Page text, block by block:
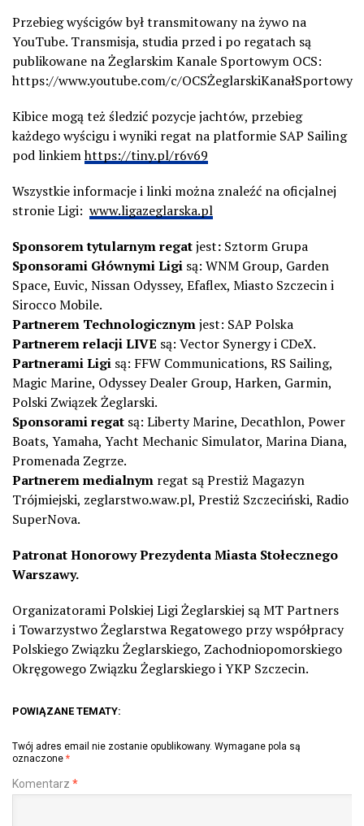
Przebieg wyścigów był transmitowany na żywo na
YouTube. Transmisja, studia przed i po regatach są
publikowane na Żeglarskim Kanale Sportowym OCS:
https://www.youtube.com/c/OCSŻeglarskiKanałSportowy
Kibice mogą też śledzić pozycje jachtów, przebieg
każdego wyścigu i wyniki regat na platformie SAP Sailing
pod linkiemhttps://tiny.pl/r6v69
Wszystkie informacje i linki można znaleźć na oficjalnej
stronie Ligi: www.ligazeglarska.pl
Sponsorem tytularnym regatjest: Sztorm Grupa
Sponsorami Głównymi Ligi są: WNM Group, Garden
Space, Euvic, Nissan Odyssey, Efaflex, Miasto Szczecin i
Sirocco Mobile.
Partnerem Technologicznymjest: SAP Polska
Partnerem relacji LIVE są: Vector Synergy i CDeX.
Partnerami Ligi są: FFW Communications, RS Sailing,
Magic Marine, Odyssey Dealer Group, Harken, Garmin,
Polski Związek Żeglarski.
Sponsorami regat są: Liberty Marine, Decathlon, Power
Boats, Yamaha, Yacht Mechanic Simulator, Marina Diana,
Promenada Zegrze.
Partnerem medialnym regat są Prestiż Magazyn
Trójmiejski, zeglarstwo.waw.pl, Prestiż Szczeciński, Radio
SuperNova.
Patronat Honorowy Prezydenta Miasta Stołecznego
Warszawy.
Organizatorami Polskiej Ligi Żeglarskiej są MT Partners
i Towarzystwo Żeglarstwa Regatowego przy współpracy
Polskiego Związku Żeglarskiego, Zachodniopomorskiego
Okręgowego Związku Żeglarskiego i YKP Szczecin.
POWIĄZANE TEMATY:
Twój adres email nie zostanie opublikowany. Wymagane pola są
oznaczone *
Komentarz *